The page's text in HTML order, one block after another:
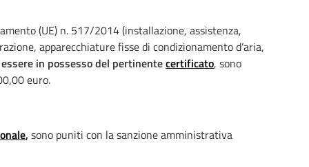
(UE) n. 517/2014 (installazione, assistenza,
apparecchiature fisse di condizionamento d’aria,
in possesso del pertinentecertificato, sono
euro.
, sono puniti con la sanzione amministrativa